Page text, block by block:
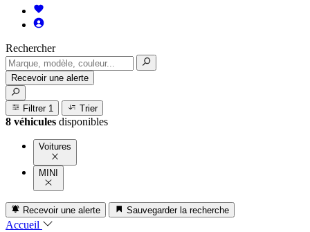
Rechercher
Recevoir une alerte
Filtrer 1 Trier
8 véhicules disponibles
Voitures
MINI
Recevoir une alerte Sauvegarder la recherche
Accueil